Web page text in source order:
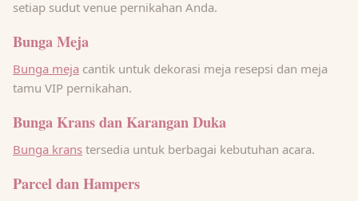
setiap sudut venue pernikahan Anda.
Bunga Meja
Bunga meja cantik untuk dekorasi meja resepsi dan meja
tamu VIP pernikahan.
Bunga Krans dan Karangan Duka
Bunga krans tersedia untuk berbagai kebutuhan acara.
Parcel dan Hampers